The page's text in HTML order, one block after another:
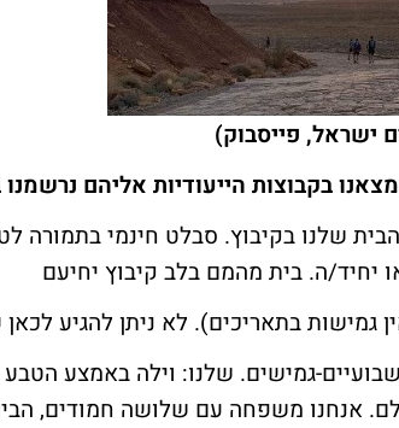
ישראל, פייסבוק)
בקבוצות הייעודיות אליהם נרשמנו
שלנו בקיבוץ. סבלט חינמי בתמורה
יחיד/ה. בית מהמם בלב קיבוץ יחיעם
גמישים. שלנו: וילה באמצע
אנחנו משפחה עם שלושה חמודים,